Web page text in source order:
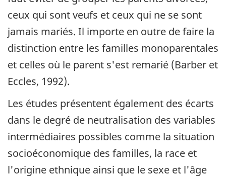
ceux qui sont veufs et ceux qui ne se sont
jamais mariés. Il importe en outre de faire la
distinction entre les familles monoparentales
et celles où le parent s'est remarié (Barber et
Eccles, 1992).
Les études présentent également des écarts
dans le degré de neutralisation des variables
intermédiaires possibles comme la situation
socioéconomique des familles, la race et
l'origine ethnique ainsi que le sexe et l'âge